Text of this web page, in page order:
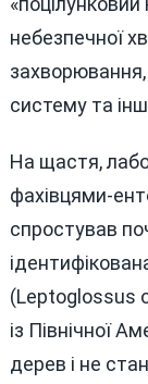
небезпечної
систему та
На щастя,
фахівцями-
спростував
(Leptoglossus
із Північної
дерев і не